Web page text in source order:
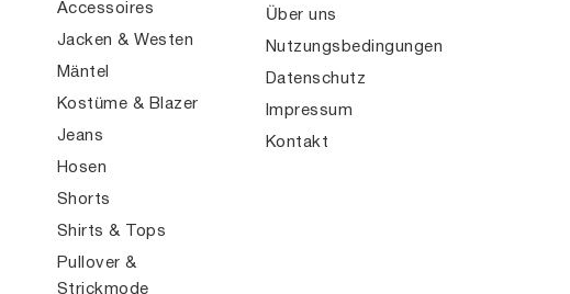
Accessoires
Jacken & Westen
Mäntel
Kostüme & Blazer
Jeans
Hosen
Shorts
Shirts & Tops
Pullover &
Strickmode
Über uns
Nutzungsbedingungen
Datenschutz
Impressum
Kontakt